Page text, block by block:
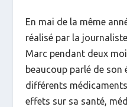
En mai de la même
réalisé par la
Marc pendant deux
beaucoup parlé de son
différents
effets sur sa santé,